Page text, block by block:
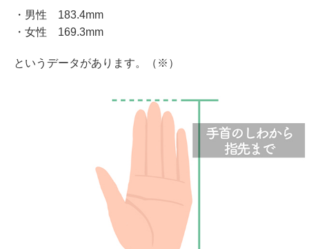
・男性 183.4mm
・女性 169.3mm
というデータがあります。（※）